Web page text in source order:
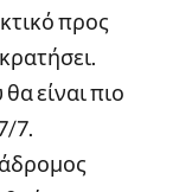
προς
είναι πιο
7.